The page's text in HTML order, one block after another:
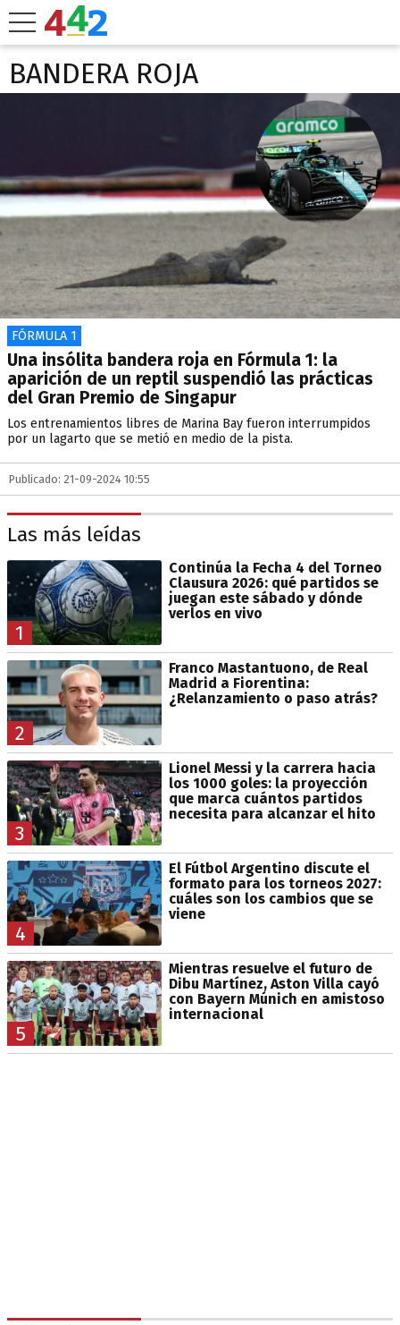
BANDERA ROJA
FÓRMULA 1
Una insólita bandera roja en Fórmula 1: la
aparición de un reptil suspendió las prácticas
del Gran Premio de Singapur
Los entrenamientos libres de Marina Bay fueron interrumpidos
por un lagarto que se metió en medio de la pista.
Publicado: 21-09-2024 10:55
Las más leídas
1
Continúa la Fecha 4 del Torneo
Clausura 2026: qué partidos se
juegan este sábado y dónde
verlos en vivo
2
Franco Mastantuono, de Real
Madrid a Fiorentina:
¿Relanzamiento o paso atrás?
3
Lionel Messi y la carrera hacia
los 1000 goles: la proyección
que marca cuántos partidos
necesita para alcanzar el hito
4
El Fútbol Argentino discute el
formato para los torneos 2027:
cuáles son los cambios que se
viene
5
Mientras resuelve el futuro de
Dibu Martínez, Aston Villa cayó
con Bayern Múnich en amistoso
internacional